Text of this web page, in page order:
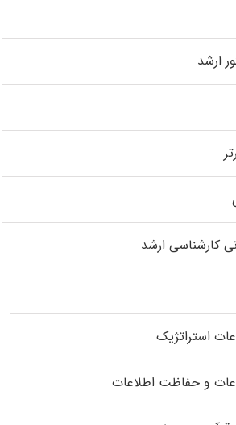
ارشد
کارشناسی ارشد
استراتژیک
و حفاظت اطلاعات